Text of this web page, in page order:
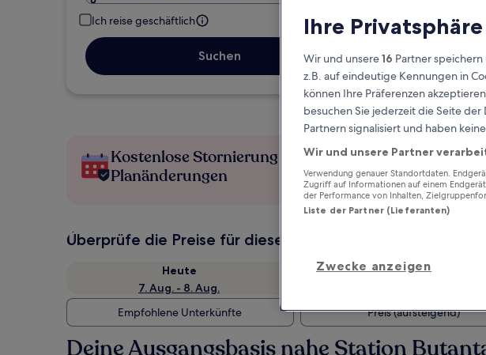
Ich reise geschäftlich
Suchen
Kostenlose Stornierung bei
Planänderungen
Überprüfe die Preise für diese Daten
Heute
7. Aug. - 8. Aug.
Morgen
Empfohlene Unterkünfte
Preis (aufsteigend)
Deine Ausgangsbasis nahe Station
Ihre
Wir und unsere16 Partner
z.B. auf eindeutige Kennungen in
können Ihre Präferenzen
besuchen Sie jederzeit die Seite
Partnern signalisiert und haben
Wir und unsere Partner
Verwendung genauer Standortdaten.
Zugriff auf Informationen auf einem
der Performance von Inhalten,
Liste der Partner (Lieferanten)
Zwecke anzeigen